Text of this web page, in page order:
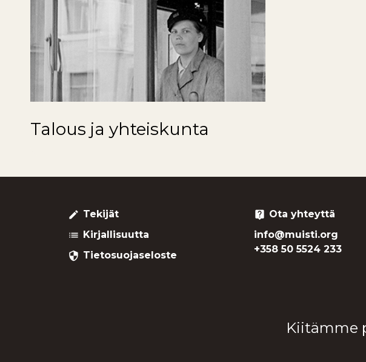
Talous ja yhteiskunta
create Tekijät
list Kirjallisuutta
security Tietosuojaseloste
live_help Ota yhteyttä
info@muisti.org
+358 50 5524 233
Kiitämme